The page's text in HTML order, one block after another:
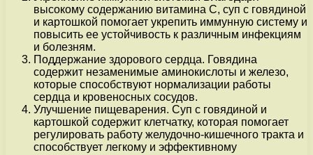
высокому содержанию витамина C, суп с говядиной
и картошкой помогает укрепить иммунную систему и
повысить ее устойчивость к различным инфекциям
и болезням.
Поддержание здорового сердца. Говядина
содержит незаменимые аминокислоты и железо,
которые способствуют нормализации работы
сердца и кровеносных сосудов.
Улучшение пищеварения. Суп с говядиной и
картошкой содержит клетчатку, которая помогает
регулировать работу желудочно-кишечного тракта и
способствует легкому и эффективному